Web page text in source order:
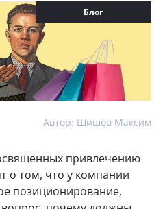
Блог
Автор: Шишов Максим
привлечению
о том, что у компании
позиционирование,